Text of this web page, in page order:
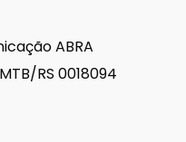
ABRA
RS 0018094